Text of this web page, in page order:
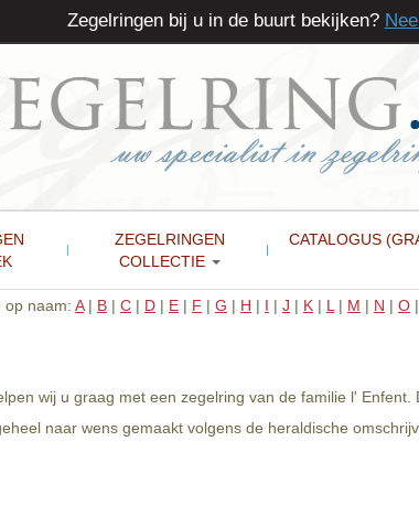
ZEGELRINGEN
COLLECTIE
CATALOGUS
op naam: A| B | C | D | E | F | G | H | I | J | K | L | M | N | O |
wij u graag met een zegelring van de familie l'
naar wens gemaakt volgens de heraldische
Zegelringen bij u in de buurt bekijken?